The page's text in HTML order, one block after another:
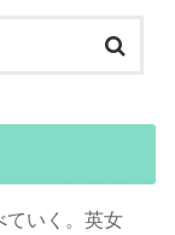
ていく。英女